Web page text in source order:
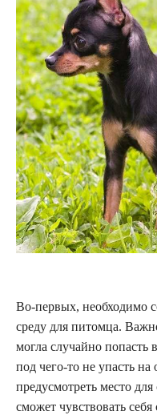
Во-первых, необходимо
среду для питомца.
могла случайно попасть
под чего-то не упасть на
предусмотреть место
сможет чувствовать